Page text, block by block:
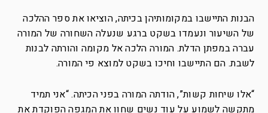
הבנות התיישבו במקומותיהן בכיתה, הוציאו את ספר ההלכה
של השיעור ונעמדו בשקט ברגע שנעלה השחורה של המורה
עברה במפתן הדלת. המורה הלכה אל מקומה והורתה לבנות
לשבת. הם התיישבו וחיכו בשקט למוצא פי המורה.
“אלו שיחות קשות”, הודתה המורה בפני הכיתה. “אני תמיד
מתקשה לשמוע על עוד נשים שחוו את המגפה הפוקדת את